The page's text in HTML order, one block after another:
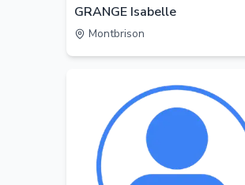
GRANGE Isabelle
Montbrison